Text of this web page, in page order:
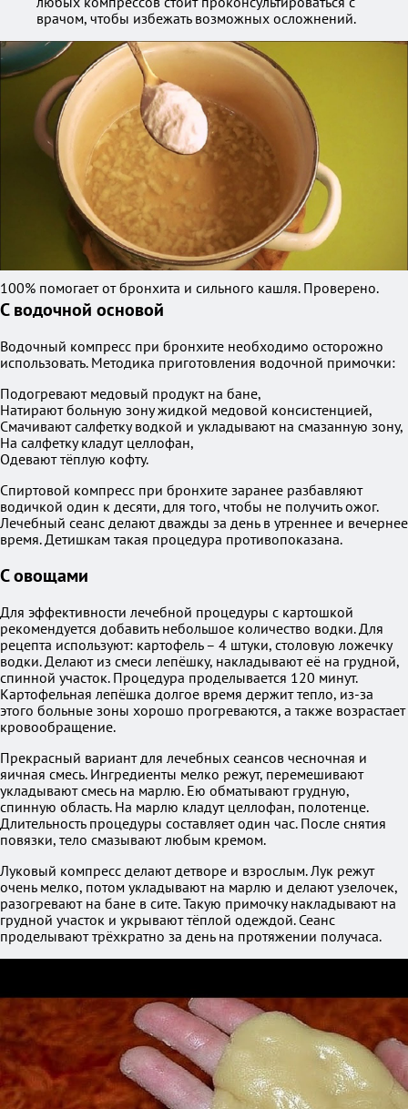
врачом, чтобы избежать возможных осложнений.
100% помогает от бронхита и сильного кашля. Проверено.
С водочной основой
Водочный компресс при бронхите необходимо осторожно
использовать. Методика приготовления водочной примочки:
Подогревают медовый продукт на бане,
Натирают больную зону жидкой медовой консистенцией,
Смачивают салфетку водкой и укладывают на смазанную зону,
На салфетку кладут целлофан,
Одевают тёплую кофту.
Спиртовой компресс при бронхите заранее разбавляют
водичкой один к десяти, для того, чтобы не получить ожог.
Лечебный сеанс делают дважды за день в утреннее и вечернее
время. Детишкам такая процедура противопоказана.
С овощами
Для эффективности лечебной процедуры с картошкой
рекомендуется добавить небольшое количество водки. Для
рецепта используют: картофель – 4 штуки, столовую ложечку
водки. Делают из смеси лепёшку, накладывают её на грудной,
спинной участок. Процедура проделывается 120 минут.
Картофельная лепёшка долгое время держит тепло, из-за
этого больные зоны хорошо прогреваются, а также возрастает
кровообращение.
Прекрасный вариант для лечебных сеансов чесночная и
яичная смесь. Ингредиенты мелко режут, перемешивают
укладывают смесь на марлю. Ею обматывают грудную,
спинную область. На марлю кладут целлофан, полотенце.
Длительность процедуры составляет один час. После снятия
повязки, тело смазывают любым кремом.
Луковый компресс делают детворе и взрослым. Лук режут
очень мелко, потом укладывают на марлю и делают узелочек,
разогревают на бане в сите. Такую примочку накладывают на
грудной участок и укрывают тёплой одеждой. Сеанс
проделывают трёхкратно за день на протяжении получаса.